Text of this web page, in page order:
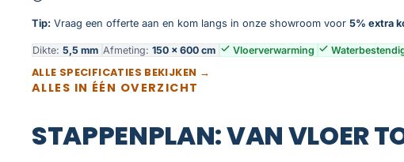
Tip: Vraag een offerte aan en kom langs in onze showroom voor 5% extra
Dikte: 5,5 mm Afmeting: 150 × 600 cm Vloerverwarming
ALLE SPECIFICATIES BEKIJKEN →
ALLES IN ÉÉN OVERZICHT
STAPPENPLAN: VAN VLOER